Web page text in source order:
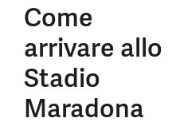
Come
arrivare allo
Stadio
Maradona